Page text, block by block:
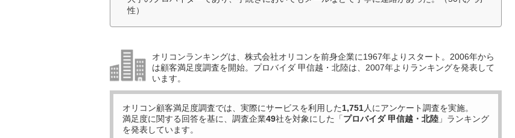
性）
オリコンランキングは、株式会社オリコンを前身企業に1967年よりスタート。2006年から
は顧客満足度調査を開始。プロバイダ 甲信越・北陸は、2007年よりランキングを発表して
います。
オリコン顧客満足度調査では、実際にサービスを利用した1,751人にアンケート調査を実施。
満足度に関する回答を基に、調査企業49社を対象にした「プロバイダ 甲信越・北陸 」ランキング
を発表しています。